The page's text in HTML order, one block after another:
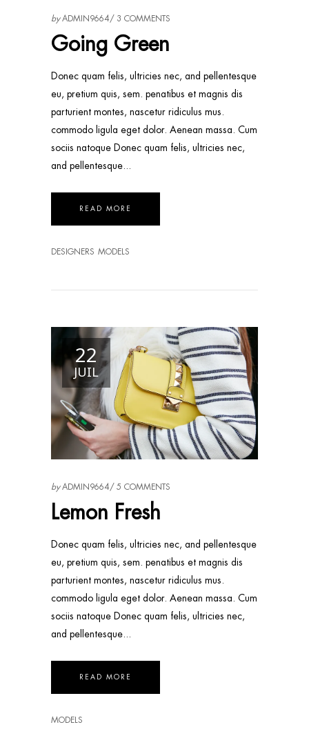
byADMIN9664 3 COMMENTS
Going Green
Donec quam felis, ultricies nec, and pellentesque
eu, pretium quis, sem. penatibus et magnis dis
parturient montes, nascetur ridiculus mus.
commodo ligula eget dolor. Aenean massa. Cum
sociis natoque Donec quam felis, ultricies nec,
and pellentesque
READ MORE
DESIGNERS MODELS
22
JUIL
byADMIN9664 5 COMMENTS
Lemon Fresh
Donec quam felis, ultricies nec, and pellentesque
eu, pretium quis, sem. penatibus et magnis dis
parturient montes, nascetur ridiculus mus.
commodo ligula eget dolor. Aenean massa. Cum
sociis natoque Donec quam felis, ultricies nec,
and pellentesque
READ MORE
MODELS